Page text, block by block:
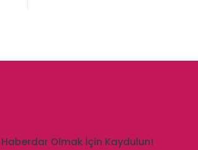
Olmak İçin Kaydulun!